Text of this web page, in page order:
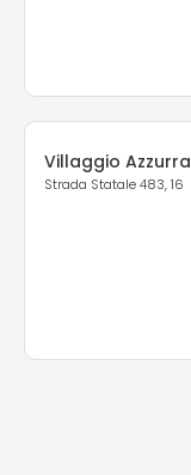
Villaggio Azzurra
Strada Statale 483, 16